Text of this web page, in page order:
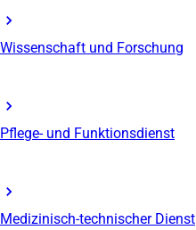
Wissenschaft und Forschung
Pflege- und Funktionsdienst
Medizinisch-technischer Dienst